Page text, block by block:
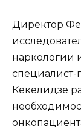
Директор
наркологии
специалист-
Кекелидзе